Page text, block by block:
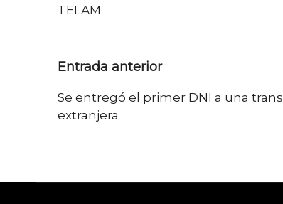
TELAM
Navegación
de
entradas
Entrada anterior
Se entregó el primer DNI a una trans
extranjera